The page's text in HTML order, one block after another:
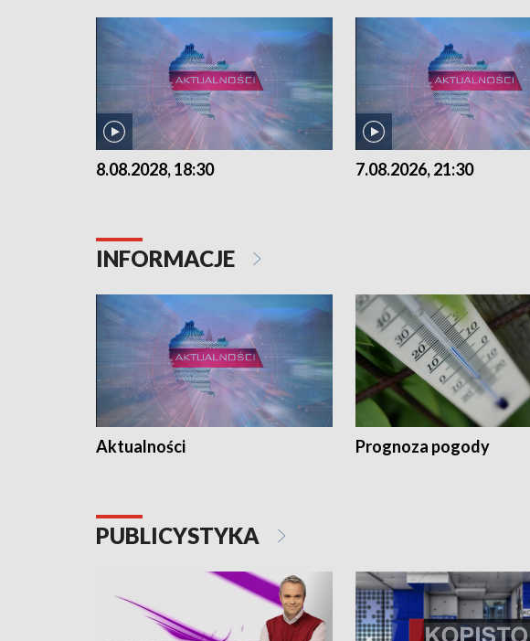
8.08.2028, 18:30 7.08.2026, 21:30
INFORMACJE
Aktualności Prognoza pogody
PUBLICYSTYKA